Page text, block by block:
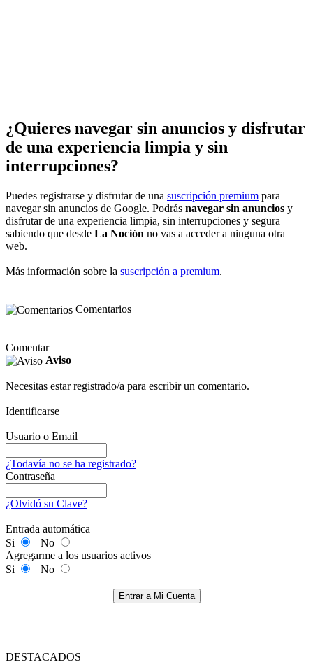
¿Quieres navegar sin anuncios y disfrutar
de una experiencia limpia y sin
interrupciones?
Puedes registrarse y disfrutar de una suscripción premium para
navegar sin anuncios de Google. Podrás navegar sin anuncios y
disfrutar de una experiencia limpia, sin interrupciones y segura
sabiendo que desde La Noción no vas a acceder a ninguna otra
web.
Más información sobre la suscripción a premium.
Comentarios
Comentar
Aviso
Necesitas estar registrado/a para escribir un comentario.
Identificarse
Usuario o Email
¿Todavía no se ha registrado?
Contraseña
¿Olvidó su Clave?
Entrada automática
Si
No
Agregarme a los usuarios activos
Si
No
Entrar a Mi Cuenta
DESTACADOS